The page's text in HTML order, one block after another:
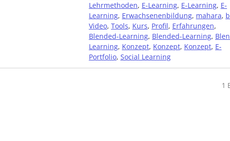
Lehrmethoden, E-Learning, E-Learning, E-
Learning, Erwachsenenbildung, mahara,
Video, Tools, Kurs, Profil, Erfahrungen,
Blended-Learning, Blended-Learning,
Learning, Konzept, Konzept, Konzept, E-
Portfolio, Social Learning
1